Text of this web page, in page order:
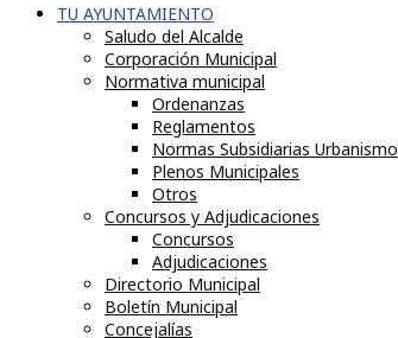
TU AYUNTAMIENTO
Saludo del Alcalde
Corporación Municipal
Normativa municipal
Ordenanzas
Reglamentos
Normas Subsidiarias Urbanismo
Plenos Municipales
Otros
Concursos y Adjudicaciones
Concursos
Adjudicaciones
Directorio Municipal
Boletín Municipal
Concejalías